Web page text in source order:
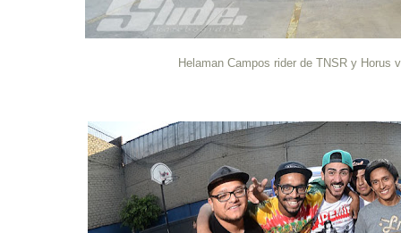
Helaman Campos rider de TNSR y Horus